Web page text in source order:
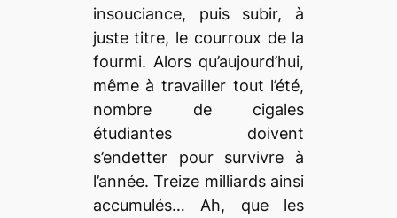
insouciance, puis subir, à
juste titre, le courroux de la
fourmi. Alors qu’aujourd’hui,
même à travailler tout l’été,
nombre de cigales
étudiantes doivent
s’endetter pour survivre à
l’année. Treize milliards ainsi
accumulés… Ah, que les